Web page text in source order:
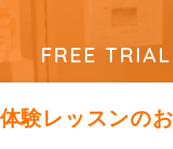
FREE
験レッスンの